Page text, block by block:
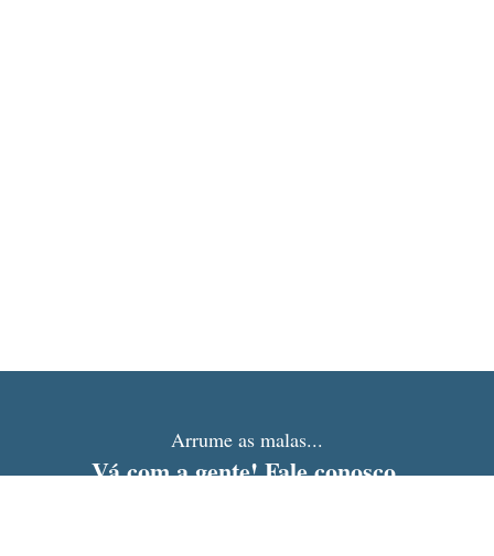
Arrume as malas...
Vá com a gente!Fale conosco.